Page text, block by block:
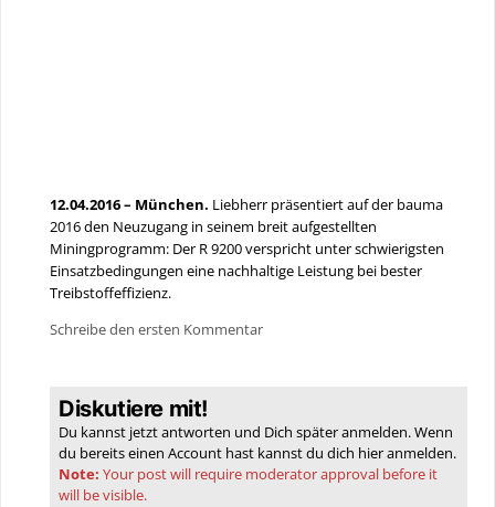
12.04.2016 – München. Liebherr präsentiert auf der bauma
2016 den Neuzugang in seinem breit aufgestellten
Miningprogramm: Der R 9200 verspricht unter schwierigsten
Einsatzbedingungen eine nachhaltige Leistung bei bester
Treibstoffeffizienz.
Schreibe den ersten Kommentar
Diskutiere mit!
Du kannst jetzt antworten und Dich später anmelden. Wenn
du bereits einen Account hast kannst du dich hieranmelden.
Note: Your post will require moderator approval before it
will be visible.